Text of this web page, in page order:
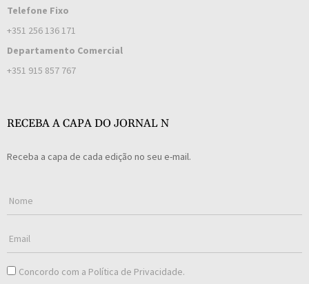
Telefone Fixo
+351 256 136 171
Departamento Comercial
+351 915 857 767
RECEBA A CAPA DO JORNAL N
Receba a capa de cada edição no seu e-mail.
Concordo com a Política de Privacidade.